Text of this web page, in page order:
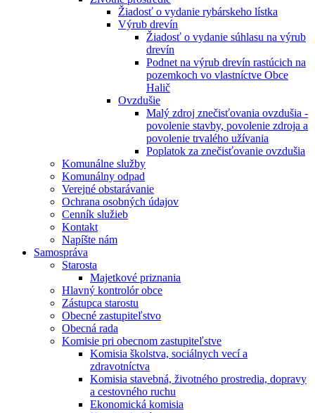
Žiadosť o vydanie rybárskeho lístka
Výrub drevín
Žiadosť o vydanie súhlasu na výrub
drevín
Podnet na výrub drevín rastúcich na
pozemkoch vo vlastníctve Obce
Halič
Ovzdušie
Malý zdroj znečisťovania ovzdušia -
povolenie stavby, povolenie zdroja a
povolenie trvalého užívania
Poplatok za znečisťovanie ovzdušia
Komunálne služby
Komunálny odpad
Verejné obstarávanie
Ochrana osobných údajov
Cenník služieb
Kontakt
Napíšte nám
Samospráva
Starosta
Majetkové priznania
Hlavný kontrolór obce
Zástupca starostu
Obecné zastupiteľstvo
Obecná rada
Komisie pri obecnom zastupiteľstve
Komisia školstva, sociálnych vecí a
zdravotníctva
Komisia stavebná, životného prostredia, dopravy
a cestovného ruchu
Ekonomická komisia